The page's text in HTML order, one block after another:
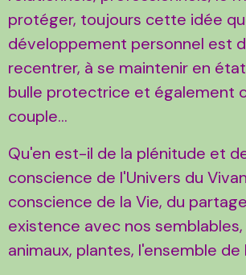
protéger, toujours cette idée
développement personnel est
recentrer, à se maintenir en
bulle protectrice et également
couple...
Qu'en est-il de la plénitude et
conscience de l'Univers du
conscience de la Vie, du
existence avec nos semblables,
animaux, plantes, l'ensemble de